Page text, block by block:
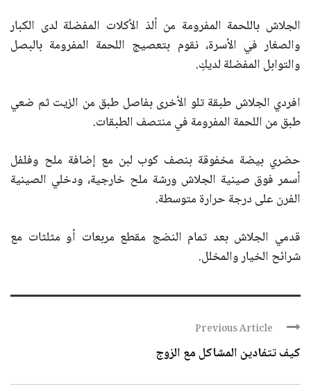
الجلاش باللحمة المفرومة من ألذ الأكلات المفضلة لدى الكبار
والصغار في الأسرة، نقوم بتعصيج اللحمة المفرومة بالبصل
والتوابل المفضلة لديكِ.
افردي الجلاش طبقة تلو الأخرى بفاصل طبق من الزيت ثم ضعي
طبق من اللحمة المفرومة في منتصف الطبقات.
حضري بيضة مخفوقة بنصف كوب لبن مع إضافة ملح وفلفل
أسمر فوق صينية الجلاش ورشة ملح خارجية، ودخلي الصينية
الفرن على درجة حرارة متوسطة.
قدمي الجلاش بعد تمام النضج مقطع مربعات أو مثلثات مع
شرائح الخيار والمخلل.
Previous Article
كيف تتفادين المشاكل مع الزوج